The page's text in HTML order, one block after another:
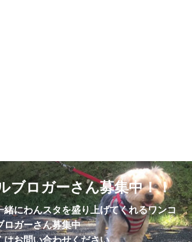
ブロガーさん募集中！！
緒にわんスタを盛り上げてくれるワンコ
ロガーさん募集中
はお問い合わせください。